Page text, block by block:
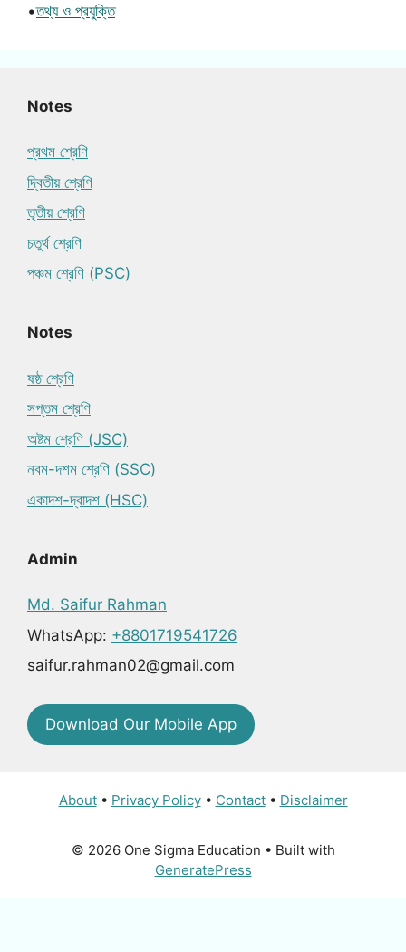
•তথ্য ও প্রযুক্তি
Notes
প্রথম শ্রেণি
দ্বিতীয় শ্রেণি
তৃতীয় শ্রেণি
চতুর্থ শ্রেণি
পঞ্চম শ্রেণি (PSC)
Notes
ষষ্ঠ শ্রেণি
সপ্তম শ্রেণি
অষ্টম শ্রেণি (JSC)
নবম-দশম শ্রেণি (SSC)
একাদশ-দ্বাদশ (HSC)
Admin
Md. Saifur Rahman
WhatsApp: +8801719541726
saifur.rahman02@gmail.com
Download Our Mobile App
About• Privacy Policy• Contact• Disclaimer
© 2026 One Sigma Education • Built with
GeneratePress